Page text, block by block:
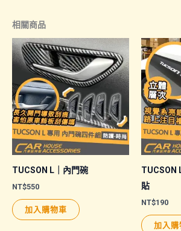
相關商品
TUCSON L｜內門碗
NT$550
加入購物車
TUCSON
貼
NT$190
加入購